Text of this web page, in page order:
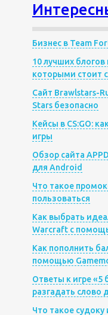
Бизнес в Team
10 лучших
которыми стоит
Сайт Brawlstars-
Stars безопасно
Кейсы в CS:GO:
игры
Обзор сайта
для Android
Что такое
пользоваться
Как выбрать
Warcraft с
Как пополнить
помощью
Ответы к игре «5
разгадать слово
Что такое судоку